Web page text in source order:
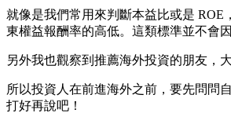
就像是我們常用來判斷本益比或是
東權益報酬率的高低。這類標準並不會
另外我也觀察到推薦海外投資的朋友，
所以投資人在前進海外之前，要先問問
打好再說吧！